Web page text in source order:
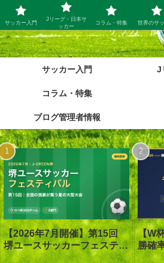
サッカー脳
サッカー入門 J
コラム・特集
ブログ管理者情報
【2026年7月開催】第15回
堺ユースサッカーフェスティ
バル in J-GREEN堺｜大会概
【W
勝確
優勝
サッカー入門
Jリーグ・日本サ
ッカー
コラム・特集 世界のサ